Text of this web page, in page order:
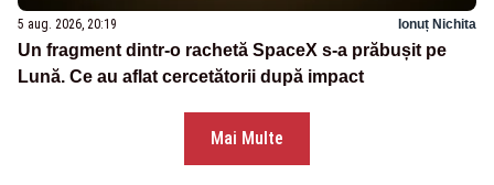
5 aug. 2026, 20:19 Ionuț Nichita
Un fragment dintr-o rachetă SpaceX s-a prăbușit pe
Lună. Ce au aflat cercetătorii după impact
Mai Multe